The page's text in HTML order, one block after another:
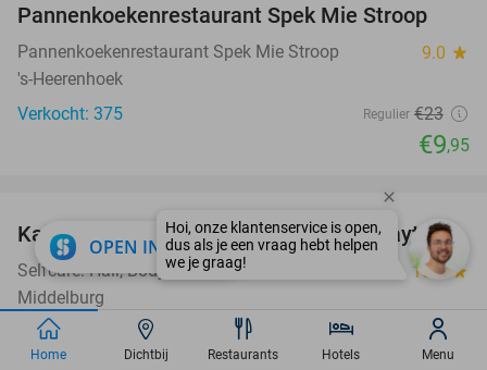
Pannenkoekenrestaurant Spek Mie Stroop
Pannenkoekenrestaurant Spek Mie Stroop 9.0 star
's-Heerenhoek
Verkocht: 375
Regulier €23
€9,95
47%
Kappersbehandeling naar keuze of spraytan
Selfcare: Hair, Body & Mind 10.0 star
Middelburg
Verkocht: 26
Regulier ,95
€29
OPEN IN APP close
Home Dichtbij Restaurants Hotels Menu